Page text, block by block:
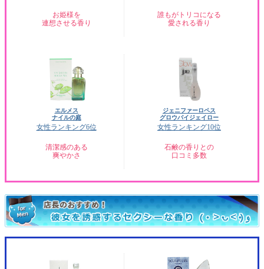
お姫様を
連想させる香り
誰もがトリコになる
愛される香り
エルメス
ナイルの庭
女性ランキング6位
清潔感のある
爽やかさ
ジェニファーロペス
グロウバイジェイロー
女性ランキング10位
石鹸の香りとの
口コミ多数